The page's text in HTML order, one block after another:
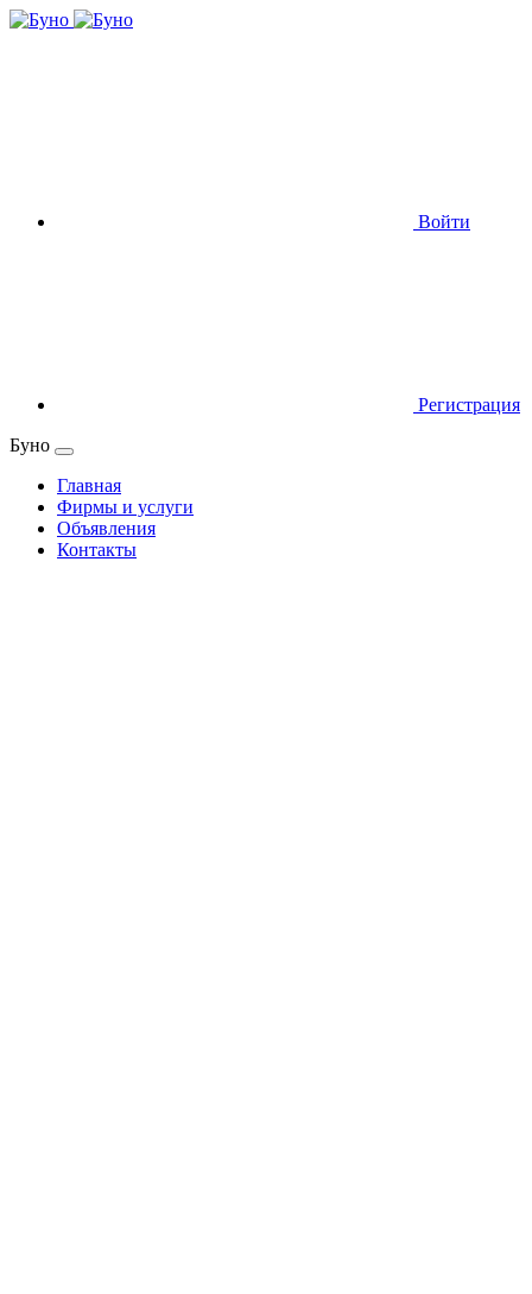
Войти
Регистрация
Буно
Главная
Фирмы и услуги
Объявления
Контакты